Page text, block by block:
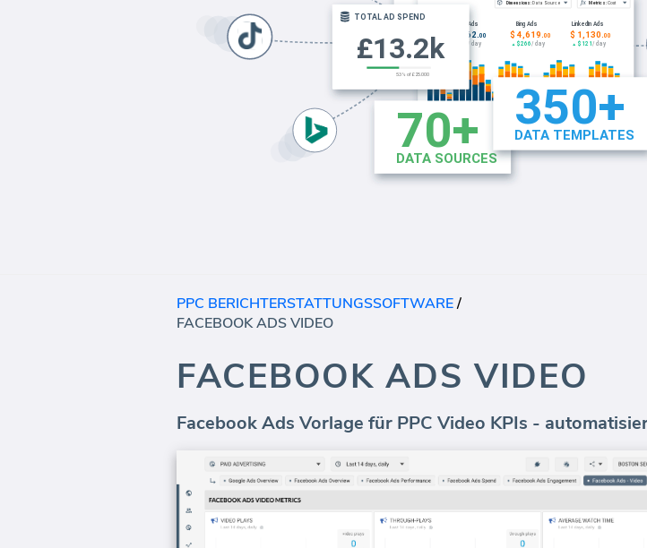
PPC BERICHTERSTATTUNGSSOFTWARE/
FACEBOOK ADS VIDEO
FACEBOOK ADS VIDEO
Facebook Ads Vorlage für PPC Video KPIs -